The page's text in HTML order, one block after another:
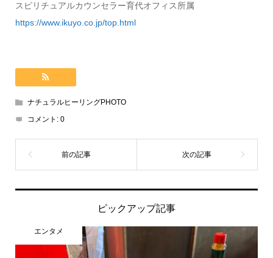
スピリチュアルカウンセラー育代オフィス所属
https://www.ikuyo.co.jp/top.html
ナチュラルヒーリングPHOTO
コメント: 0
ピックアップ記事
エンタメ